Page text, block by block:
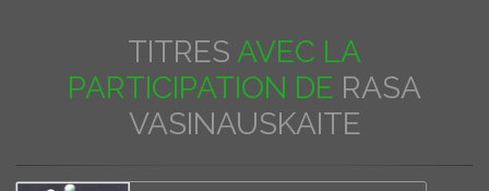
TITRES AVEC LA
PARTICIPATION DE RASA
VASINAUSKAITE